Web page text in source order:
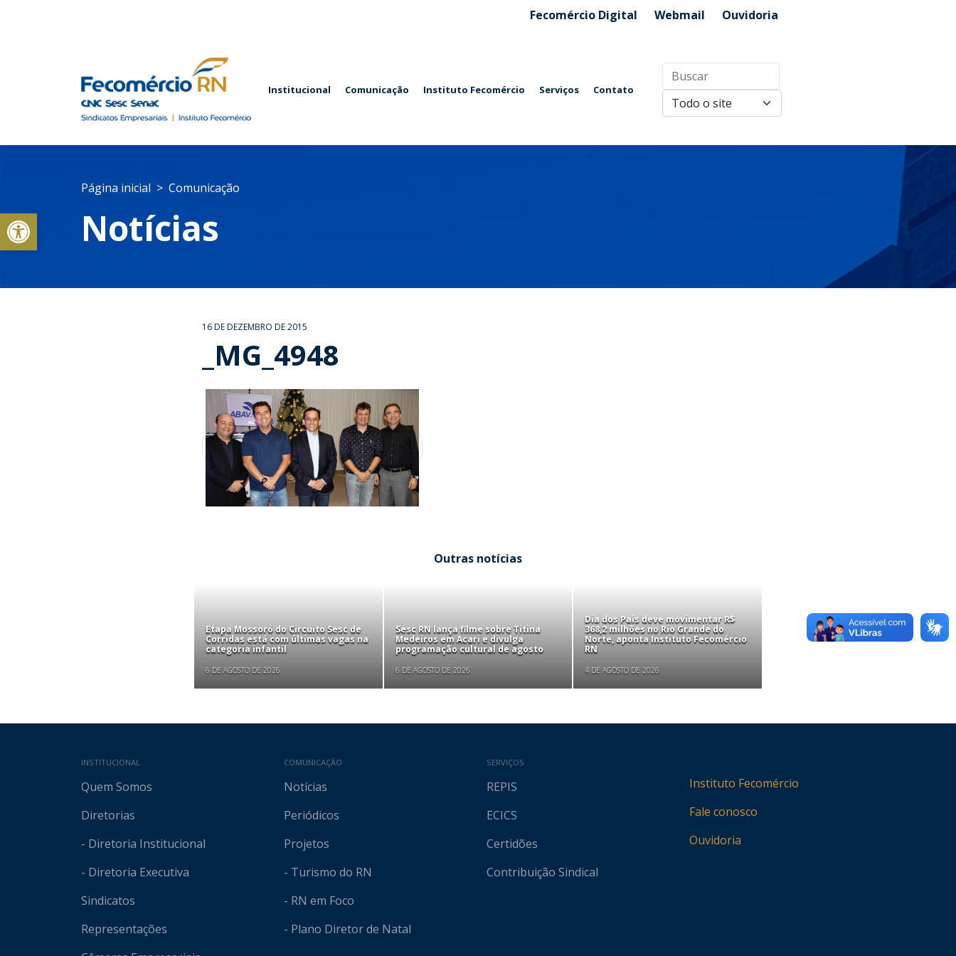
Abrir a barra de ferramentas
Fecomércio Digital Webmail Ouvidoria
Institucional Comunicação Instituto Fecomércio Serviços Contato
Página inicial Comunicação
Notícias
16 DE DEZEMBRO DE 2015
_MG_4948
Outras notícias
Etapa Mossoró do Circuito Sesc de
Corridas está com últimas vagas na
categoria infantil
6 DE AGOSTO DE 2026
Sesc RN lança filme sobre Titina
Medeiros em Acari e divulga
programação cultural de agosto
6 DE AGOSTO DE 2026
Dia dos Pais deve movimentar R$
368,2 milhões no Rio Grande do
Norte, aponta Instituto Fecomércio
RN
4 DE AGOSTO DE 2026
Mapa do site
INSTITUCIONAL
Quem Somos
Diretorias
- Diretoria Institucional
- Diretoria Executiva
Sindicatos
Representações
COMUNICAÇÃO
Notícias
Periódicos
Projetos
- Turismo do RN
- RN em Foco
- Plano Diretor de Natal
SERVIÇOS
REPIS
ECICS
Certidões
Contribuição Sindical
Instituto Fecomércio
Fale conosco
Ouvidoria